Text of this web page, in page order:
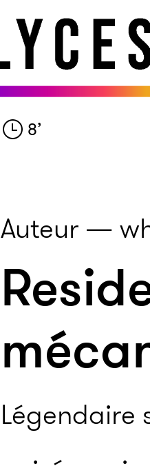
8’
Auteur —
Légendaire